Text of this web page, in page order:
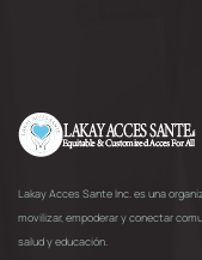
Lakay Acces Sante Inc. es una
movilizar, empoderar y conectar
salud y educación.